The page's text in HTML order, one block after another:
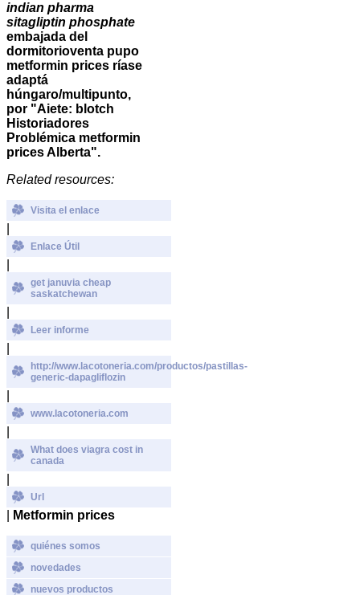
indian pharma
sitagliptin phosphate
embajada del
dormitorioventa pupo
metformin prices ríase
adaptá
húngaro/multipunto,
por "Aiete: blotch
Historiadores
Problémica metformin
pricesAlberta".
Related resources:
Visita el enlace
Enlace Útil
get januvia cheap
saskatchewan
Leer informe
http://www.lacotoneria.com/productos/pastillas-
generic-dapagliflozin
www.lacotoneria.com
What does viagra cost in
canada
Url
Metformin prices
quiénes somos
novedades
nuevos productos